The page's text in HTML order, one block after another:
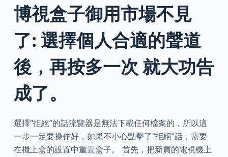
博視盒子御用市場不見
了: 選擇個人合適的聲道
後，再按多一次 就大功告
成了。
選擇“拒絕”的話流覽器是無法下載任何檔案的，所以這
一步一定要操作好，如果不小心點擊了“拒絕”話，需要
在機上盒的設置中重置盒子。 首先，把新買的電視機上